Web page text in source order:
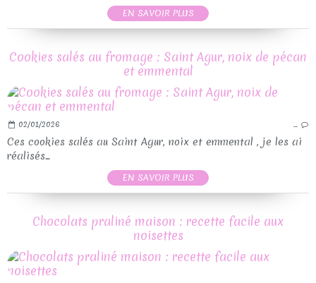
EN SAVOIR PLUS
Cookies salés au fromage : Saint Agur, noix de pécan
et emmental
02/01/2026 …
Ces cookies salés au Saint Agur, noix et emmental , je les ai
réalisés...
EN SAVOIR PLUS
Chocolats praliné maison : recette facile aux
noisettes